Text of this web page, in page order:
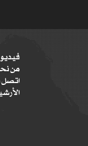
فيديو
من
اتصل